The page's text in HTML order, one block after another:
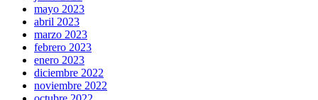
mayo 2023
abril 2023
marzo 2023
febrero 2023
enero 2023
diciembre 2022
noviembre 2022